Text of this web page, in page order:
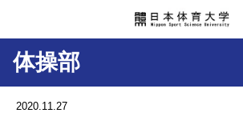
体操部
2020.11.27